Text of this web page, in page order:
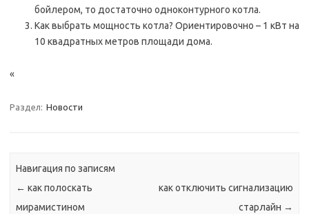
бойлером, то достаточно одноконтурного котла.
Как выбрать мощность котла? Ориентировочно – 1 кВт на
10 квадратных метров площади дома.
«
Раздел: Новости
Навигация по записям
← как полоскать
мирамистином
как отключить сигнализацию
старлайн →